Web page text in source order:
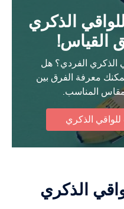
الذكري
القياس!
الذكري الفردي؟ هل
معرفة الفرق بين
المناسب.
الذكري
الذكري